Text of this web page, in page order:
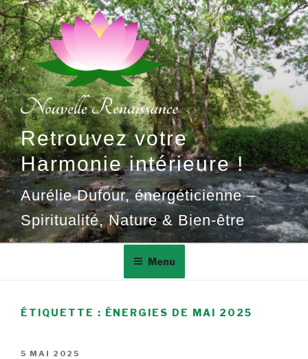
Aller
au
contenu
principal
Retrouvez votre
Harmonie intérieure !
Aurélie Dufour, énergéticienne –
Spiritualité, Nature & Bien-être
Menu
ÉTIQUETTE : ÉNERGIES DE MAI 2025
PUBLIÉ
5 MAI 2025